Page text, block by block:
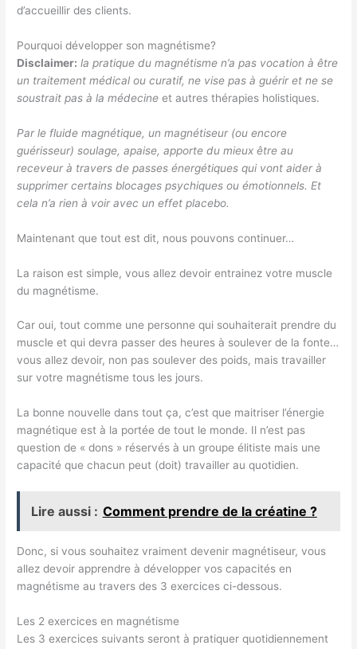
d’accueillir des clients.
Pourquoi développer son magnétisme?
Disclaimer: la pratique du magnétisme n’a pas vocation à être
un traitement médical ou curatif, ne vise pas à guérir et ne se
soustrait pas à la médecine et autres thérapies holistiques.
Par le fluide magnétique, un magnétiseur (ou encore
guérisseur) soulage, apaise, apporte du mieux être au
receveur à travers de passes énergétiques qui vont aider à
supprimer certains blocages psychiques ou émotionnels. Et
cela n’a rien à voir avec un effet placebo.
Maintenant que tout est dit, nous pouvons continuer…
La raison est simple, vous allez devoir entrainez votre muscle
du magnétisme.
Car oui, tout comme une personne qui souhaiterait prendre du
muscle et qui devra passer des heures à soulever de la fonte…
vous allez devoir, non pas soulever des poids, mais travailler
sur votre magnétisme tous les jours.
La bonne nouvelle dans tout ça, c’est que maitriser l’énergie
magnétique est à la portée de tout le monde. Il n’est pas
question de « dons » réservés à un groupe élitiste mais une
capacité que chacun peut (doit) travailler au quotidien.
Lire aussi : Comment prendre de la créatine ?
Donc, si vous souhaitez vraiment devenir magnétiseur, vous
allez devoir apprendre à développer vos capacités en
magnétisme au travers des 3 exercices ci-dessous.
Les 2 exercices en magnétisme
Les 3 exercices suivants seront à pratiquer quotidiennement